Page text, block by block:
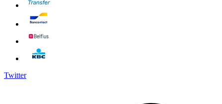
Twitter